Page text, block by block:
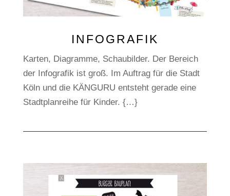
INFOGRAFIK
Karten, Diagramme, Schaubilder. Der Bereich
der Infografik ist groß. Im Auftrag für die Stadt
Köln und die KÄNGURU entsteht gerade eine
Stadtplanreihe für Kinder. {…}